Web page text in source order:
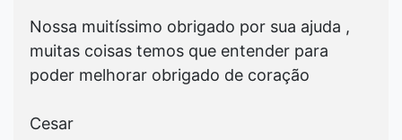
Nossa muitíssimo obrigado por sua ajuda ,
muitas coisas temos que entender para
poder melhorar obrigado de coração
Cesar